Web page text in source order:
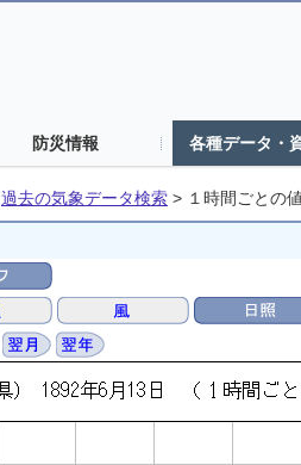
防災情報 各種データ・
過去の気象データ検索 > １時間ごとの